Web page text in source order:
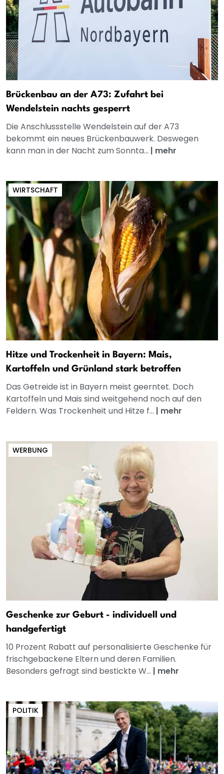
Brückenbau an der A73: Zufahrt bei
Wendelstein nachts gesperrt
Die Anschlussstelle Wendelstein auf der A73
bekommt ein neues Brückenbauwerk. Deswegen
kann man in der Nacht zum Sonnta... | mehr
WIRTSCHAFT
Hitze und Trockenheit in Bayern: Mais,
Kartoffeln und Grünland stark betroffen
Das Getreide ist in Bayern meist geerntet. Doch
Kartoffeln und Mais sind weitgehend noch auf den
Feldern. Was Trockenheit und Hitze f... | mehr
WERBUNG
Geschenke zur Geburt - individuell und
handgefertigt
10 Prozent Rabatt auf personalisierte Geschenke für
frischgebackene Eltern und deren Familien.
Besonders gefragt sind bestickte W... | mehr
POLITIK